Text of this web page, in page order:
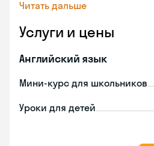
Читать дальше
Услуги и цены
Английский язык
Мини-курс для школьников
Уроки для детей